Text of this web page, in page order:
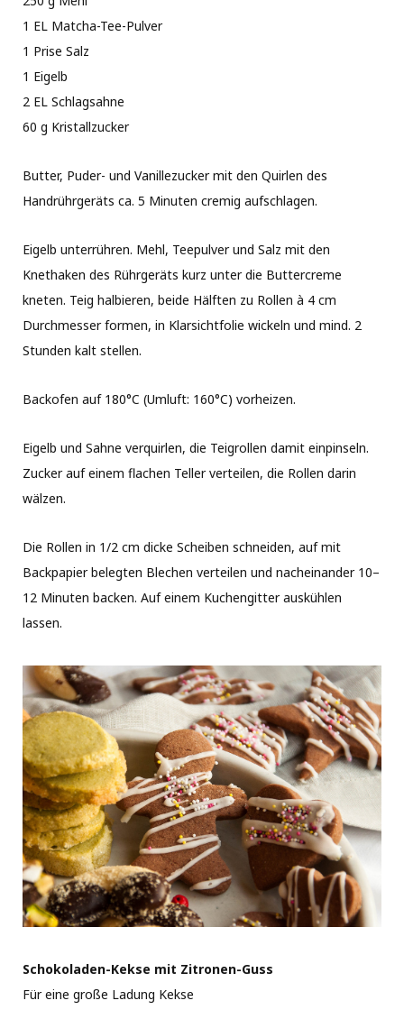
1 EL Matcha-Tee-Pulver
1 Prise Salz
1 Eigelb
2 EL Schlagsahne
60 g Kristallzucker
Butter, Puder- und Vanillezucker mit den Quirlen des
Handrührgeräts ca. 5 Minuten cremig aufschlagen.
Eigelb unterrühren. Mehl, Teepulver und Salz mit den
Knethaken des Rührgeräts kurz unter die Buttercreme
kneten. Teig halbieren, beide Hälften zu Rollen à 4 cm
Durchmesser formen, in Klarsichtfolie wickeln und mind. 2
Stunden kalt stellen.
Backofen auf 180°C (Umluft: 160°C) vorheizen.
Eigelb und Sahne verquirlen, die Teigrollen damit einpinseln.
Zucker auf einem flachen Teller verteilen, die Rollen darin
wälzen.
Die Rollen in 1/2 cm dicke Scheiben schneiden, auf mit
Backpapier belegten Blechen verteilen und nacheinander 10–
12 Minuten backen. Auf einem Kuchengitter auskühlen
lassen.
Schokoladen-Kekse mit Zitronen-Guss
Für eine große Ladung Kekse